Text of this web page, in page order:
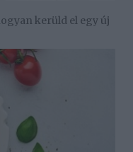
kerüld el egy új